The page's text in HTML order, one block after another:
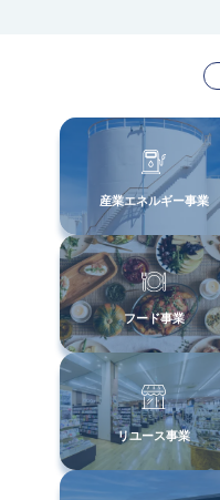
産業エネルギー事業
フード事業
リユース事業